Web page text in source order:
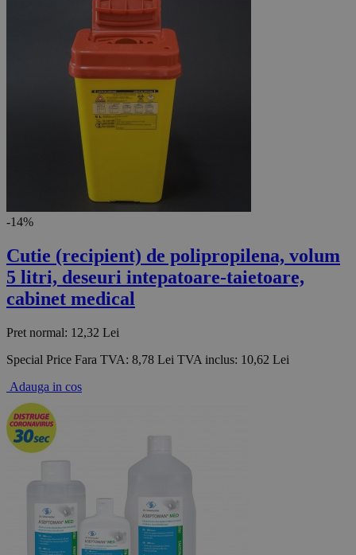
-14%
Cutie (recipient) de polipropilena, volum
5 litri, deseuri intepatoare-taietoare,
cabinet medical
Pret normal: 12,32 Lei
Special Price Fara TVA: 8,78 Lei TVA inclus: 10,62 Lei
Adauga in cos